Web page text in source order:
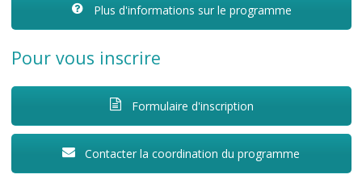
Plus d'informations sur le programme
Pour vous inscrire
Formulaire d'inscription
Contacter la coordination du programme